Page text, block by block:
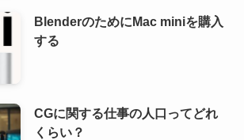
BlenderのためにMac miniを購入
する
CGに関する仕事の人口ってどれ
くらい？